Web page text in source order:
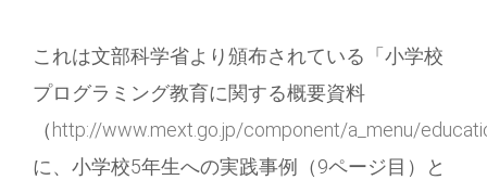
これは文部科学省より頒布されている「小学校
プログラミング教育に関する概要資料
（ http://www.mext.go.jp/component/a_menu/
に、小学校5年生への実践事例（9ページ目）と